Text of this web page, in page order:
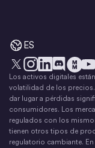
ES
X Instagram
LinkedIn
Discord
El
Los activos digitales
volatilidad de los
dar lugar a pérdidas
consumidores. Los
regulados con los
tienen otros tipos de
regulatorio cambiante.